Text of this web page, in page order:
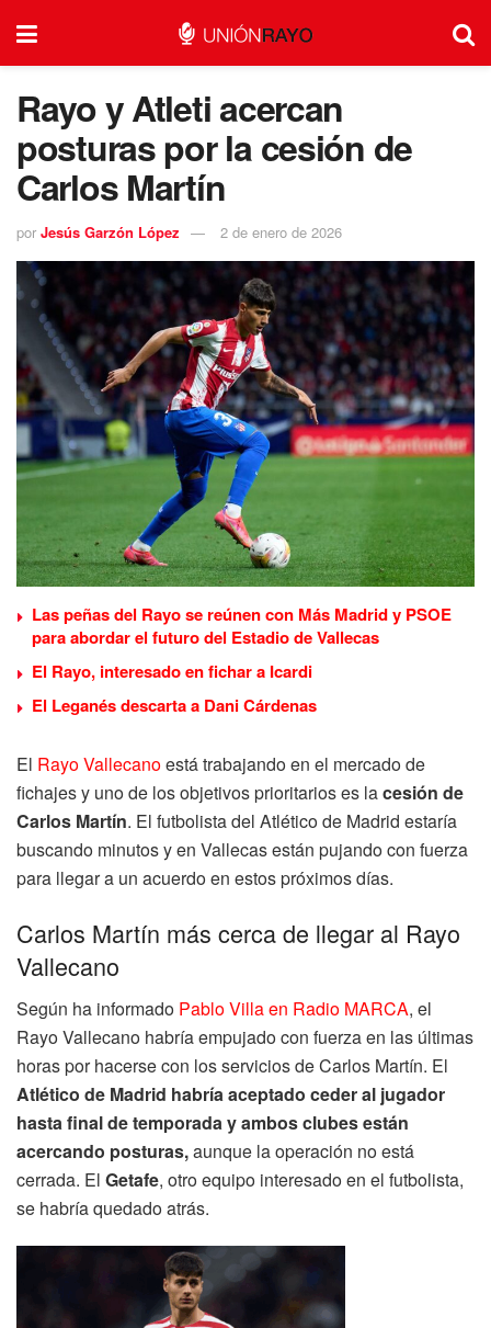
Rayo y Atleti acercan
posturas por la cesión de
Carlos Martín
por Jesús Garzón López 2 de enero de 2026
Las peñas del Rayo se reúnen con Más Madrid y PSOE
para abordar el futuro del Estadio de Vallecas
El Rayo, interesado en fichar a Icardi
El Leganés descarta a Dani Cárdenas
El Rayo Vallecanoestá trabajando en el mercado de
fichajes y uno de los objetivos prioritarios es lacesión de
Carlos Martín. El futbolista del Atlético de Madrid estaría
buscando minutos y en Vallecas están pujando con fuerza
para llegar a un acuerdo en estos próximos días.
Carlos Martín más cerca de llegar al Rayo
Vallecano
Según ha informado Pablo Villa en Radio MARCA, el
Rayo Vallecano habría empujado con fuerza en las últimas
horas por hacerse con los servicios de Carlos Martín. El
Atlético de Madrid habría aceptado ceder al jugador
hasta final de temporada y ambos clubes están
acercando posturas,aunque la operación no está
cerrada. El Getafe, otro equipo interesado en el futbolista,
se habría quedado atrás.